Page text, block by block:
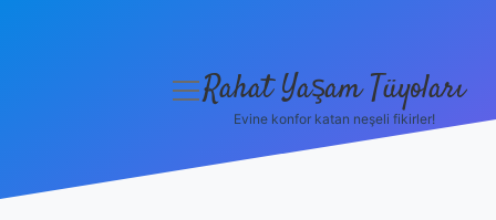
menüyü
Rahat Yaşam Tüyoları
Evine konfor katan neşeli fikirler!